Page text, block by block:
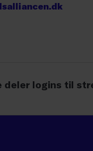
deler logins til